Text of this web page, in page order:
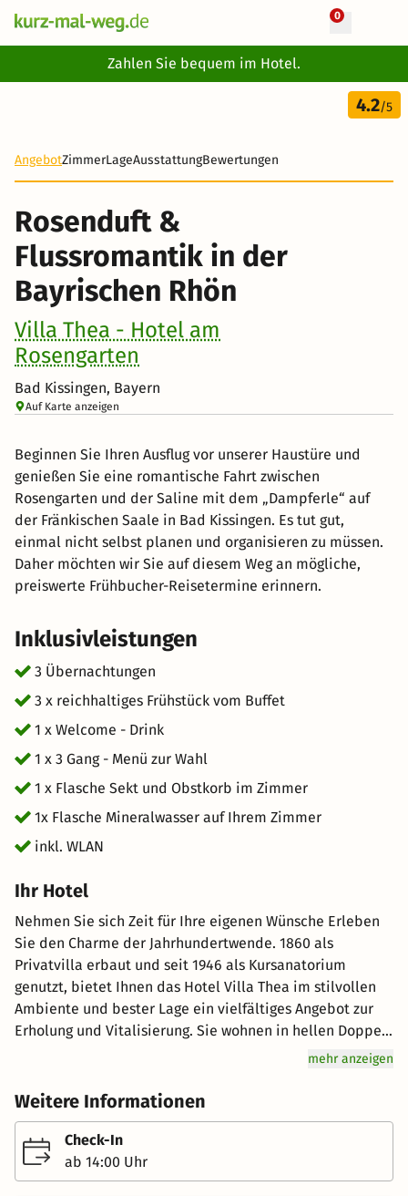
0
Zahlen Sie bequem im Hotel.
4 Tage
330 €
4.2/5
AngebotZimmerLageAusstattungBewertungen
Rosenduft &
Flussromantik in der
Bayrischen Rhön
Villa Thea - Hotel am
Rosengarten
Bad Kissingen, Bayern
Auf Karte anzeigen
Beginnen Sie Ihren Ausflug vor unserer Haustüre und
genießen Sie eine romantische Fahrt zwischen
Rosengarten und der Saline mit dem „Dampferle“ auf
der Fränkischen Saale in Bad Kissingen. Es tut gut,
einmal nicht selbst planen und organisieren zu müssen.
Daher möchten wir Sie auf diesem Weg an mögliche,
preiswerte Frühbucher-Reisetermine erinnern.
Inklusivleistungen
3 Übernachtungen
3 x reichhaltiges Frühstück vom Buffet
1 x Welcome - Drink
1 x 3 Gang - Menü zur Wahl
1 x Flasche Sekt und Obstkorb im Zimmer
1x Flasche Mineralwasser auf Ihrem Zimmer
inkl. WLAN
Ihr Hotel
Nehmen Sie sich Zeit für Ihre eigenen Wünsche Erleben
Sie den Charme der Jahrhundertwende. 1860 als
Privatvilla erbaut und seit 1946 als Kursanatorium
genutzt, bietet Ihnen das Hotel Villa Thea im stilvollen
Ambiente und bester Lage ein vielfältiges Angebot zur
Erholung und Vitalisierung. Sie wohnen in hellen Doppel-
oder Einzelzimmern mit schlichter Atmosphäre. Alle
ausgestattet und ebenerdig oder über den Aufzug
erreichbar. Erleben Sie Entspannung im Einklag mit der
Natur. Genießen Sie den fantastischen Ausblick auf die
Fränkische Saale und die romantische Uferpromenade.
Schöpfen Sie in nur wenigen Tagen neue Lebensenergie
mehr anzeigen
Weitere Informationen
Check-In
ab 14:00 Uhr